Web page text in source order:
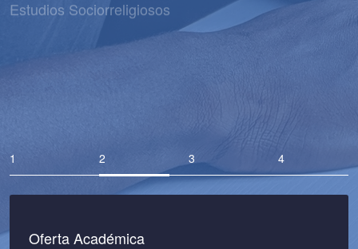
Visitar la Revista
Oferta Académica